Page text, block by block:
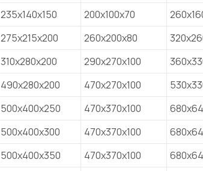
235x140x150 200x100x70
275x215x200 260x200x80
310x280x200 290x270x100
490x280x200 470x270x100
500x400x250 470x370x100
500x400x300 470x370x100
500x400x350 470x370x100